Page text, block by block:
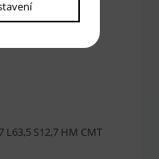
S12,7 HM CMT